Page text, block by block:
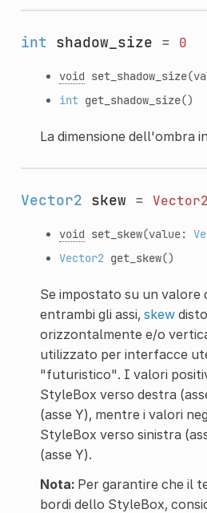
int shadow_size = 0
void set_shadow_size
int get_shadow_size()
La dimensione dell'ombra
Vector2 skew=
void set_skew(value:
Vector2 get_skew()
Se impostato su un valore
entrambi gli assi, skew
orizzontalmente e/o
utilizzato per interfacce
"futuristico". I valori
StyleBox verso destra
(asse Y), mentre i valori
StyleBox verso sinistra
(asse Y).
Nota:Per garantire che il
bordi dello StyleBox,